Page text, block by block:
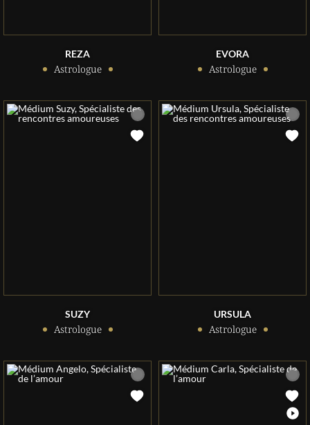
REZA
Astrologue
EVORA
Astrologue
SUZY
Astrologue
URSULA
Astrologue